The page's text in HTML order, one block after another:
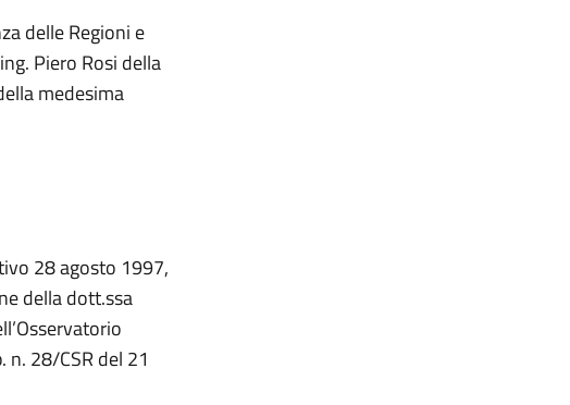
delle Regioni e
Piero Rosi della
medesima
28 agosto 1997,
della dott.ssa
n. 28/CSR del 21